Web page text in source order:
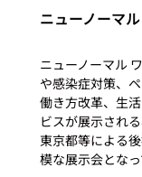
ニューノーマ
ニューノーマル
や感染症対策、
働き方改革、生
ビスが展示され
東京都等による
模な展示会となっ